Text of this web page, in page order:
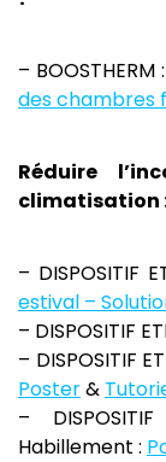
– BOOSTHERM :
des chambres
Réduire
climatisation
– DISPOSITIF
estival –
– DISPOSITIF
– DISPOSITIF
Poster&
–
Habillement :